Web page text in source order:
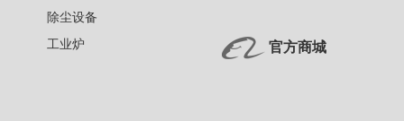
除尘设备
工业炉
官方商城